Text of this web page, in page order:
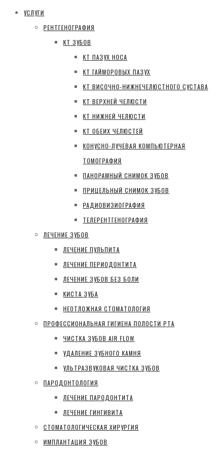
УСЛУГИ
РЕНТГЕНОГРАФИЯ
КТ ЗУБОВ
КТ ПАЗУХ НОСА
КТ ГАЙМОРОВЫХ ПАЗУХ
КТ ВИСОЧНО-НИЖНЕЧЕЛЮСТНОГО СУСТАВА
КТ ВЕРХНЕЙ ЧЕЛЮСТИ
КТ НИЖНЕЙ ЧЕЛЮСТИ
КТ ОБЕИХ ЧЕЛЮСТЕЙ
КОНУСНО-ЛУЧЕВАЯ КОМПЬЮТЕРНАЯ
ТОМОГРАФИЯ
ПАНОРАМНЫЙ СНИМОК ЗУБОВ
ПРИЦЕЛЬНЫЙ СНИМОК ЗУБОВ
РАДИОВИЗИОГРАФИЯ
ТЕЛЕРЕНТГЕНОГРАФИЯ
ЛЕЧЕНИЕ ЗУБОВ
ЛЕЧЕНИЕ ПУЛЬПИТА
ЛЕЧЕНИЕ ПЕРИОДОНТИТА
ЛЕЧЕНИЕ ЗУБОВ БЕЗ БОЛИ
КИСТА ЗУБА
НЕОТЛОЖНАЯ СТОМАТОЛОГИЯ
ПРОФЕССИОНАЛЬНАЯ ГИГИЕНА ПОЛОСТИ РТА
ЧИСТКА ЗУБОВ AIR FLOW
УДАЛЕНИЕ ЗУБНОГО КАМНЯ
УЛЬТРАЗВУКОВАЯ ЧИСТКА ЗУБОВ
ПАРОДОНТОЛОГИЯ
ЛЕЧЕНИЕ ПАРОДОНТИТА
ЛЕЧЕНИЕ ГИНГИВИТА
СТОМАТОЛОГИЧЕСКАЯ ХИРУРГИЯ
ИМПЛАНТАЦИЯ ЗУБОВ